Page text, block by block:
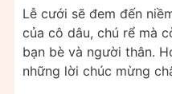
Lễ cưới sẽ đem đến
của cô dâu, chú rể mà
bạn bè và người thân.
những lời chúc mừng